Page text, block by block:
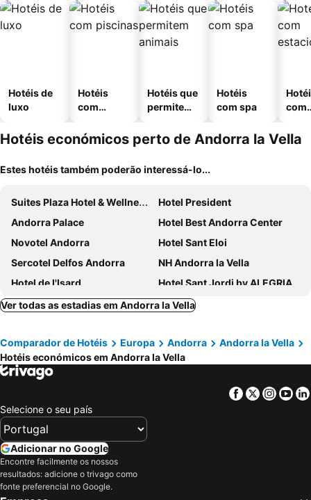
Hotéis de
luxo
Hotéis
com
Hotéis que
permitem
Hotéis
com spa
com
Hotéis económicos perto de Andorra la Vella
Estes hotéis também poderão interessá-lo...
Suites Plaza Hotel & Wellness Andorra
Hotel President
Andorra Palace
Hotel Best Andorra Center
Novotel Andorra
Hotel Sant Eloi
Sercotel Delfos Andorra
NH Andorra la Vella
Hotel de l'Isard
Hotel Sant Jordi by ALEGRIA
Abba Xalet Suites Hotel
Hotel Magic Andorra by Nexta
Hotel Nexta Escaldes
Zenit Diplomatic
Hotel Princesa Parc
Hotel Exe Prisma
Hotel Folch
Mercure Andorra
Hotel L'Ermita B&B
Lodge Park Hotel
Hotel Panorama
Hotel Marco Polo by Nexta
Hotel Coma Bella
Ver todas as estadias em Andorra la Vella
Comparador de Hotéis Europa Andorra
Andorra la Vella
Hotéis económicos em Andorra la Vella
Facebook
Twitter
Selecione o seu país
Adicionar no Google
Encontre facilmente os nossos
resultados: adicione o trivago como
fonte preferencial no Google.